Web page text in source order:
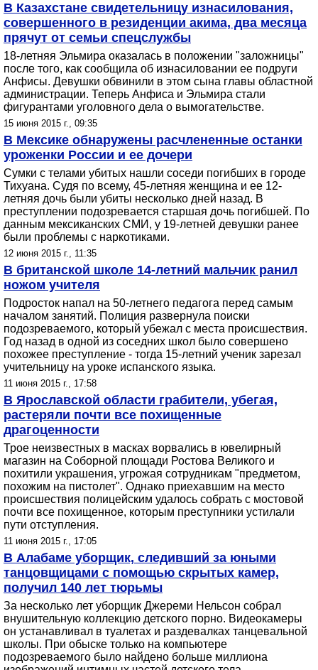
В Казахстане свидетельницу изнасилования,
совершенного в резиденции акима, два месяца
прячут от семьи спецслужбы
18-летняя Эльмира оказалась в положении "заложницы"
после того, как сообщила об изнасиловании ее подруги
Анфисы. Девушки обвинили в этом сына главы областной
администрации. Теперь Анфиса и Эльмира стали
фигурантами уголовного дела о вымогательстве.
15 июня 2015 г., 09:35
В Мексике обнаружены расчлененные останки
уроженки России и ее дочери
Сумки с телами убитых нашли соседи погибших в городе
Тихуана. Судя по всему, 45-летняя женщина и ее 12-
летняя дочь были убиты несколько дней назад. В
преступлении подозревается старшая дочь погибшей. По
данным мексиканских СМИ, у 19-летней девушки ранее
были проблемы с наркотиками.
12 июня 2015 г., 11:35
В британской школе 14-летний мальчик ранил
ножом учителя
Подросток напал на 50-летнего педагога перед самым
началом занятий. Полиция развернула поиски
подозреваемого, который убежал с места происшествия.
Год назад в одной из соседних школ было совершено
похожее преступление - тогда 15-летний ученик зарезал
учительницу на уроке испанского языка.
11 июня 2015 г., 17:58
В Ярославской области грабители, убегая,
растеряли почти все похищенные
драгоценности
Трое неизвестных в масках ворвались в ювелирный
магазин на Соборной площади Ростова Великого и
похитили украшения, угрожая сотрудникам "предметом,
похожим на пистолет". Однако приехавшим на место
происшествия полицейским удалось собрать с мостовой
почти все похищенное, которым преступники устилали
пути отступления.
11 июня 2015 г., 17:05
В Алабаме уборщик, следивший за юными
танцовщицами с помощью скрытых камер,
получил 140 лет тюрьмы
За несколько лет уборщик Джереми Нельсон собрал
внушительную коллекцию детского порно. Видеокамеры
он устанавливал в туалетах и раздевалках танцевальной
школы. При обыске только на компьютере
подозреваемого было найдено больше миллиона